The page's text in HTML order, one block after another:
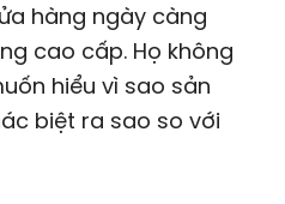
hàng ngày càng
cao cấp. Họ không
hiểu vì sao sản
biệt ra sao so với